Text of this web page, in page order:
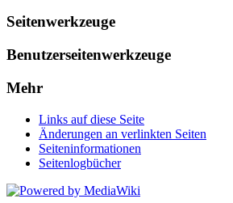
Seitenwerkzeuge
Benutzerseitenwerkzeuge
Mehr
Links auf diese Seite
Änderungen an verlinkten Seiten
Seiten­informationen
Seitenlogbücher